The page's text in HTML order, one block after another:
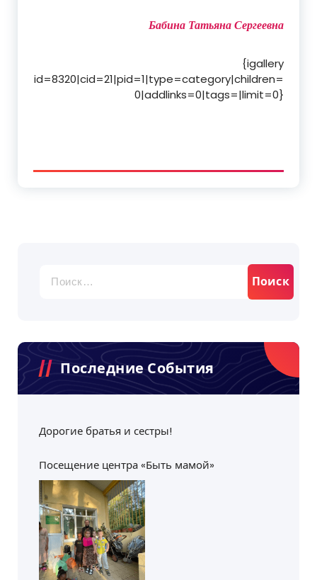
Бабина Татьяна Сергеевна
{igallery
id=8320|cid=21|pid=1|type=category|children=
0|addlinks=0|tags=|limit=0}
Последние События
Дорогие братья и сестры!
Посещение центра «Быть мамой»